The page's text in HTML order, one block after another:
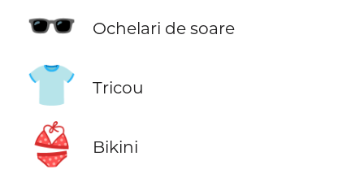
🕶️ Ochelari de soare
👕 Tricou
👙 Bikini